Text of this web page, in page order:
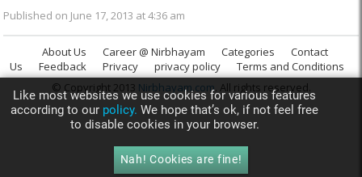
Published on June 17, 2013 at 4:36 am
About Us Career @ Nirbhayam Categories
Contact
Us
Feedback Privacy privacy policy
Terms and Conditions
© Copyright 2013 Nirbhayam.com. All rights reserved.
Like most websites we use cookies for various features
according to our policy. We hope that’s ok, if not feel free
to disable cookies in your browser.
Nah! Cookies are fine!